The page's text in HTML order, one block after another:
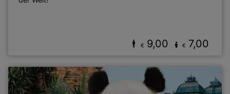
€ 9,00 € 7,00